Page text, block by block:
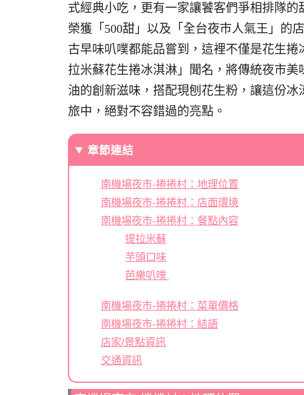
式經典小吃，更有一家讓饕客們爭相排隊的
榮獲「500甜」以及「全台夜市人氣王」的
古早味叭噗都能品嘗到，這裡不僅是花生
拉米蘇花生捲冰淇淋」聞名，將傳統夜市
油的創新滋味，搭配現刨花生粉，讓這份
旅中，絕對不容錯過的亮點。
章節連結
南機場夜市-捲捲村：地理位置
南機場夜市-捲捲村：店面環境
南機場夜市-捲捲村：餐點內容
提拉米蘇
芋頭口味
芭樂叭噗
南機場夜市-捲捲村：菜單價格
南機場夜市-捲捲村：結語
店家/景點資訊
交通資訊